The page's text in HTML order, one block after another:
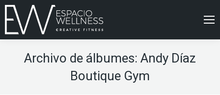
Archivo de álbumes: Andy Díaz
Boutique Gym